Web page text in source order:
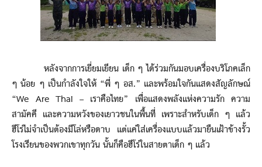
หลังจากการเยี่ยมเยียน เด็ก ๆ ได้ร่วมกันมอบเครื่องบริโภคเล็ก
ๆ น้อย ๆ เป็นกำลังใจให้ “พี่ ๆ อส.” และพร้อมใจกันแสดงสัญลักษณ์
“We Are Thai – เราคือไทย” เพื่อแสดงพลังแห่งความรัก ความ
สามัคคี และความหวังของเยาวชนในพื้นที่ เพราะสำหรับเด็ก ๆ แล้ว
ฮีโร่ไม่จำเป็นต้องมีโล่หรือดาบ แต่แค่ใส่เครื่องแบบแล้วมายืนเฝ้าข้างรั้ว
โรงเรียนของพวกเขาทุกวัน นั้นก็คือฮีโร่ในสายตาเด็ก ๆ แล้ว